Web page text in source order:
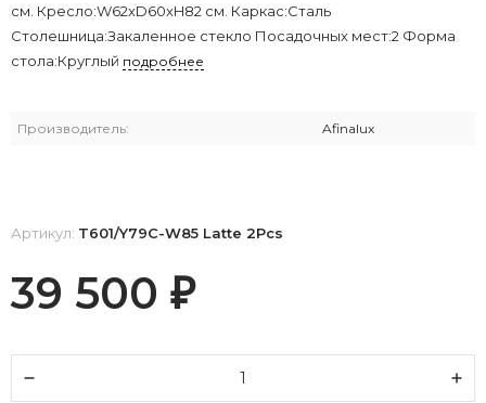
см. Кресло:W62xD60xH82 см. Каркас:Сталь
Столешница:Закаленное стекло Посадочных мест:2 Форма
стола:Круглый подробнее
Производитель: Afinalux
Артикул: T601/Y79C-W85 Latte 2Pcs
39 500 ₽